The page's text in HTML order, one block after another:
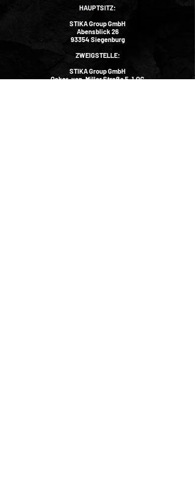
HAUPTSITZ:
STIKA Group GmbH
Abensblick 26
93354 Siegenburg
ZWEIGSTELLE:
STIKA Group GmbH
Oskar-von-Miller Straße 5, 1.OG